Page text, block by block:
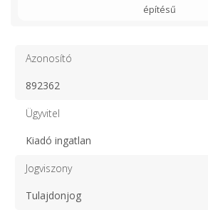
építésű
Azonosító
892362
Ügyvitel
Kiadó ingatlan
Jogviszony
Tulajdonjog